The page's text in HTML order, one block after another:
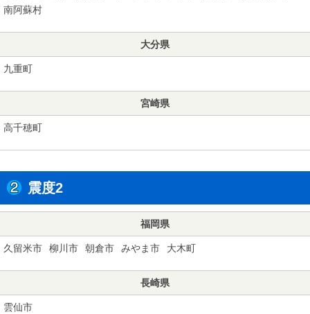
南阿蘇村
大分県
九重町
宮崎県
高千穂町
震度2
福岡県
久留米市 柳川市 朝倉市 みやま市 大木町
長崎県
雲仙市